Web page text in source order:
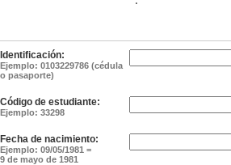
Identificación:
Ejemplo: 0103229786 (cédula
o pasaporte)
Código de estudiante:
Ejemplo: 33298
Fecha de nacimiento:
Ejemplo: 09/05/1981 =
9 de mayo de 1981